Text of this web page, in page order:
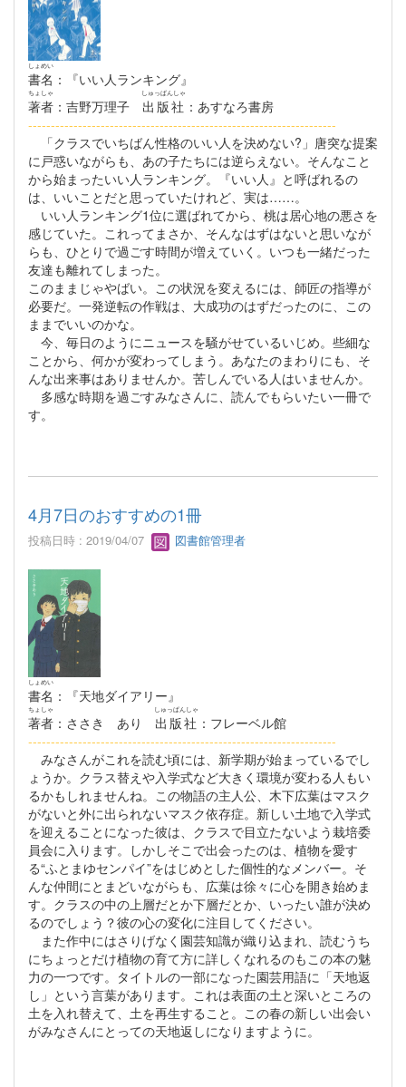
書名
しょめい
：『いい人ランキング』
著者
ちょしゃ
：吉野万理子 出版社
しゅっぱんしゃ
：あすなろ書房
--------------------------------------------------------------------
「クラスでいちばん性格のいい人を決めない?」唐突な提案
に戸惑いながらも、あの子たちには逆らえない。そんなこと
から始まったいい人ランキング。『いい人』と呼ばれるの
は、いいことだと思っていたけれど、実は……。
いい人ランキング1位に選ばれてから、桃は居心地の悪さを
感じていた。これってまさか、そんなはずはないと思いなが
らも、ひとりで過ごす時間が増えていく。いつも一緒だった
友達も離れてしまった。
このままじゃやばい。この状況を変えるには、師匠の指導が
必要だ。一発逆転の作戦は、大成功のはずだったのに、この
ままでいいのかな。
今、毎日のようにニュースを騒がせているいじめ。些細な
ことから、何かが変わってしまう。あなたのまわりにも、そ
んな出来事はありませんか。苦しんでいる人はいませんか。
多感な時期を過ごすみなさんに、読んでもらいたい一冊で
す。
4月7日のおすすめの1冊
投稿日時 : 2019/04/07 図書館管理者
書名
しょめい
：『天地ダイアリー』
著者
ちょしゃ
：ささき あり 出版社
しゅっぱんしゃ
：フレーベル館
--------------------------------------------------------------------
みなさんがこれを読む頃には、新学期が始まっているでし
ょうか。クラス替えや入学式など大きく環境が変わる人もい
るかもしれませんね。この物語の主人公、木下広葉はマスク
がないと外に出られないマスク依存症。新しい土地で入学式
を迎えることになった彼は、クラスで目立たないよう栽培委
員会に入ります。しかしそこで出会ったのは、植物を愛す
る“ふとまゆセンパイ”をはじめとした個性的なメンバー。そ
んな仲間にとまどいながらも、広葉は徐々に心を開き始めま
す。クラスの中の上層だとか下層だとか、いったい誰が決め
るのでしょう？彼の心の変化に注目してください。
また作中にはさりげなく園芸知識が織り込まれ、読むうち
にちょっとだけ植物の育て方に詳しくなれるのもこの本の魅
力の一つです。タイトルの一部になった園芸用語に「天地返
し」という言葉があります。これは表面の土と深いところの
土を入れ替えて、土を再生すること。この春の新しい出会い
がみなさんにとっての天地返しになりますように。